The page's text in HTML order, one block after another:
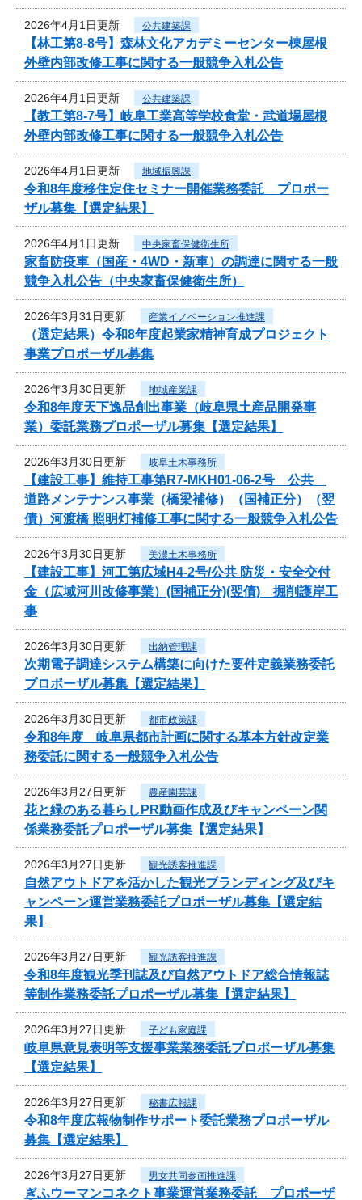
2026年4月1日更新 公共建築課
【林工第8-8号】森林文化アカデミーセンター棟屋根
外壁内部改修工事に関する一般競争入札公告
2026年4月1日更新 公共建築課
【教工第8-7号】岐阜工業高等学校食堂・武道場屋根
外壁内部改修工事に関する一般競争入札公告
2026年4月1日更新 地域振興課
令和8年度移住定住セミナー開催業務委託 プロポー
ザル募集【選定結果】
2026年4月1日更新 中央家畜保健衛生所
家畜防疫車（国産・4WD・新車）の調達に関する一般
競争入札公告（中央家畜保健衛生所）
2026年3月31日更新 産業イノベーション推進課
（選定結果）令和8年度起業家精神育成プロジェクト
事業プロポーザル募集
2026年3月30日更新 地域産業課
令和8年度天下逸品創出事業（岐阜県土産品開発事
業）委託業務プロポーザル募集【選定結果】
2026年3月30日更新 岐阜土木事務所
【建設工事】維持工事第R7-MKH01-06-2号 公共
道路メンテナンス事業（橋梁補修）（国補正分）（翌
債）河渡橋 照明灯補修工事に関する一般競争入札公告
2026年3月30日更新 美濃土木事務所
【建設工事】河工第広域H4-2号/公共 防災・安全交付
金（広域河川改修事業）(国補正分)(翌債) 掘削護岸工
事
2026年3月30日更新 出納管理課
次期電子調達システム構築に向けた要件定義業務委託
プロポーザル募集【選定結果】
2026年3月30日更新 都市政策課
令和8年度 岐阜県都市計画に関する基本方針改定業
務委託に関する一般競争入札公告
2026年3月27日更新 農産園芸課
花と緑のある暮らしPR動画作成及びキャンペーン関
係業務委託プロポーザル募集【選定結果】
2026年3月27日更新 観光誘客推進課
自然アウトドアを活かした観光ブランディング及びキ
ャンペーン運営業務委託プロポーザル募集【選定結
果】
2026年3月27日更新 観光誘客推進課
令和8年度観光季刊誌及び自然アウトドア総合情報誌
等制作業務委託プロポーザル募集【選定結果】
2026年3月27日更新 子ども家庭課
岐阜県意見表明等支援事業業務委託プロポーザル募集
【選定結果】
2026年3月27日更新 秘書広報課
令和8年度広報物制作サポート委託業務プロポーザル
募集【選定結果】
2026年3月27日更新 男女共同参画推進課
ぎふウーマンコネクト事業運営業務委託 プロポーザ